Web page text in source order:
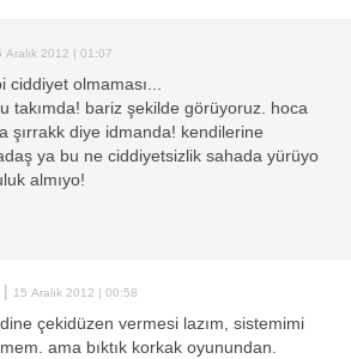
Aralık 2012 | 01:07
ciddiyet olmaması...
takımda! bariz şekilde görüyoruz. hoca
şırrakk diye idmanda! kendilerine
ya bu ne ciddiyetsizlik sahada yürüyo
almıyo!
| 15 Aralık 2012 | 00:58
çekidüzen vermesi lazım, sistemimi
ama bıktık korkak oyunundan.